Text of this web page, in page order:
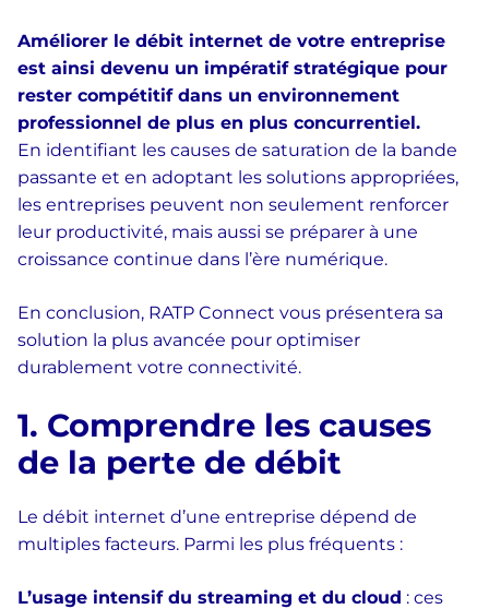
Améliorer le débit internet de votre entreprise
est ainsi devenu un impératif stratégique pour
rester compétitif dans un environnement
professionnel de plus en plus concurrentiel.
En identifiant les causes de saturation de la bande
passante et en adoptant les solutions appropriées,
les entreprises peuvent non seulement renforcer
leur productivité, mais aussi se préparer à une
croissance continue dans l’ère numérique.
En conclusion, RATP Connect vous présentera sa
solution la plus avancée pour optimiser
durablement votre connectivité.
1. Comprendre les causes
de la perte de débit
Le débit internet d’une entreprise dépend de
multiples facteurs. Parmi les plus fréquents :
L’usage intensif du streaming et du cloud : ces